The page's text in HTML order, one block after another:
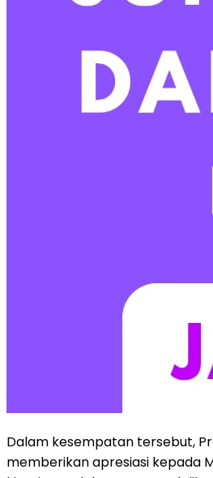
Dalam kesempatan tersebut,
memberikan apresiasi kepada